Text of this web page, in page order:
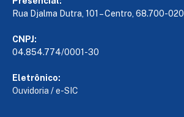
Rua Djalma Dutra, 101 – Centro, 68.700-020
CNPJ:
04.854.774/0001-30
Eletrônico:
Ouvidoria /e-SIC